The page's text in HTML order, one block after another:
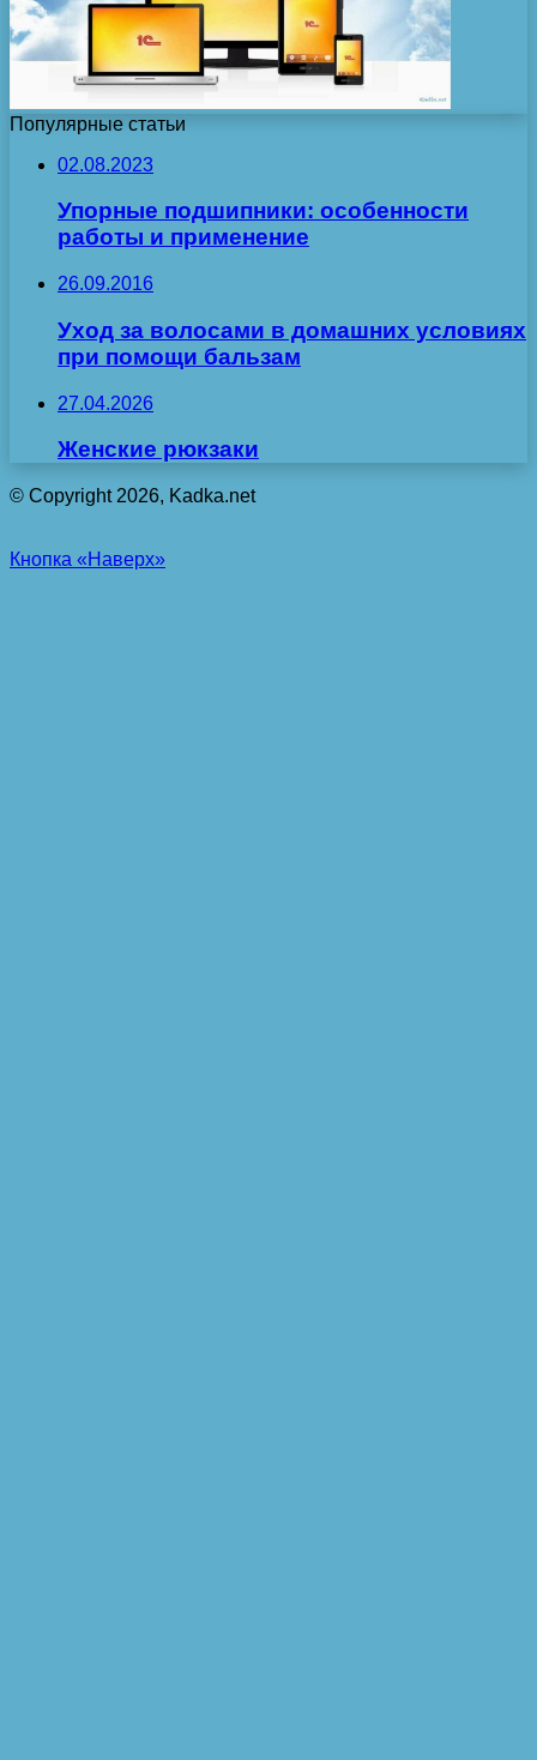
Популярные статьи
02.08.2023
Упорные подшипники: особенности
работы и применение
26.09.2016
Уход за волосами в домашних условиях
при помощи бальзам
27.04.2026
Женские рюкзаки
© Copyright 2026, Kadka.net
Кнопка «Наверх»